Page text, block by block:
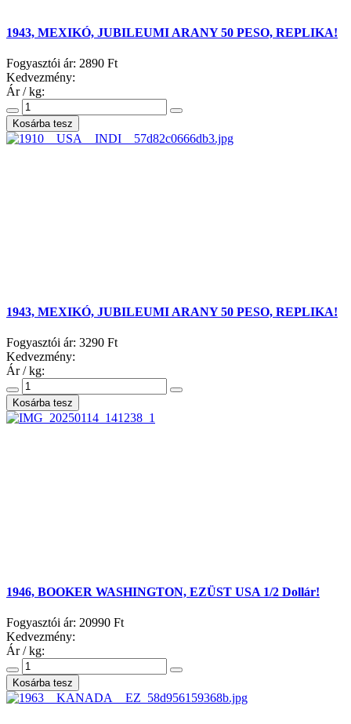
1943, MEXIKÓ, JUBILEUMI ARANY 50 PESO, REPLIKA!
Fogyasztói ár: 2890 Ft
Kedvezmény:
Ár / kg:
1943, MEXIKÓ, JUBILEUMI ARANY 50 PESO, REPLIKA!
Fogyasztói ár: 3290 Ft
Kedvezmény:
Ár / kg:
1946, BOOKER WASHINGTON, EZÜST USA 1/2 Dollár!
Fogyasztói ár: 20990 Ft
Kedvezmény:
Ár / kg: